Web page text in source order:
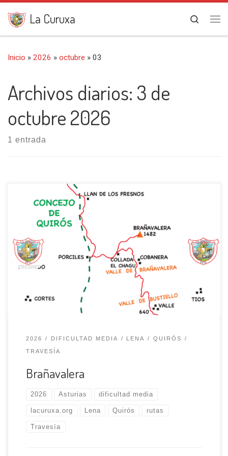
Saltar al contenido
La Curuxa
Search
Inicio » 2026 » octubre » 03
Archivos diarios: 3 de
octubre 2026
1 entrada
Emprendemos nuestra marcha en la Collada de la
Cobertoria a 1179 m de altitud; divisoria de los concejos
de Lena y Quirós y enlace con la sierra del Aramo. La ruta
toma dirección S, a nuestra espalda queda el
Gamoniteiru; en un continuo caminar, por una ancha y
cómoda cumbrera, […]
2026 DIFICULTAD MEDIA LENA QUIRÓS
TRAVESÍA
Brañavalera
2026 Asturias dificultad media
lacuruxa.org Lena Quirós rutas
Travesía